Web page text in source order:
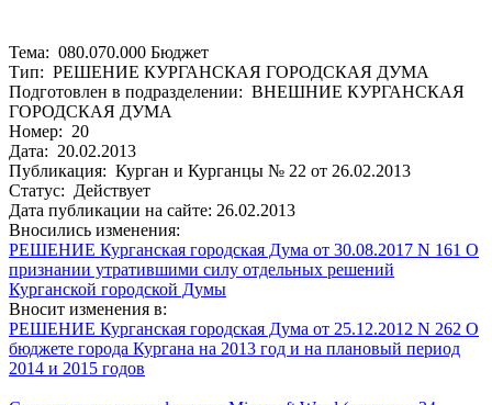
Тема: 080.070.000 Бюджет
Тип: РЕШЕНИЕ КУРГАНСКАЯ ГОРОДСКАЯ ДУМА
Подготовлен в подразделении: ВНЕШНИЕ КУРГАНСКАЯ
ГОРОДСКАЯ ДУМА
Номер: 20
Дата: 20.02.2013
Публикация: Курган и Курганцы № 22 от 26.02.2013
Статус: Действует
Дата публикации на сайте: 26.02.2013
Вносились изменения:
РЕШЕНИЕ Курганская городская Дума от 30.08.2017 N 161 О
признании утратившими силу отдельных решений
Курганской городской Думы
Вносит изменения в:
РЕШЕНИЕ Курганская городская Дума от 25.12.2012 N 262 О
бюджете города Кургана на 2013 год и на плановый период
2014 и 2015 годов